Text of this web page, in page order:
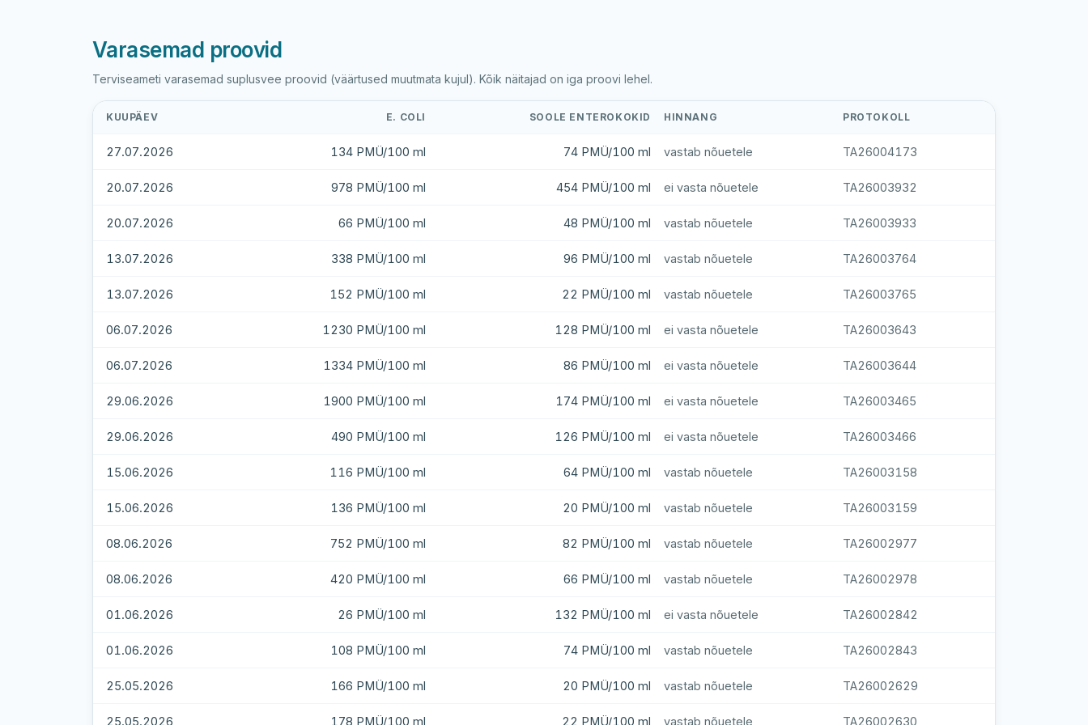
Varasemad proovid
Terviseameti varasemad suplusvee proovid (väärtused muutmata kujul). Kõik näitajad on iga proovi lehel.
KUUPÄEV E. COLI SOOLE ENTEROKOKID HINNANG PROTOKOLL
27.07.2026 134 PMÜ/100 ml 74 PMÜ/100 ml vastab nõuetele TA26004173
20.07.2026 978 PMÜ/100 ml 454 PMÜ/100 ml ei vasta nõuetele TA26003932
20.07.2026 66 PMÜ/100 ml 48 PMÜ/100 ml vastab nõuetele TA26003933
13.07.2026 338 PMÜ/100 ml 96 PMÜ/100 ml vastab nõuetele TA26003764
13.07.2026 152 PMÜ/100 ml 22 PMÜ/100 ml vastab nõuetele TA26003765
06.07.2026 1230 PMÜ/100 ml 128 PMÜ/100 ml ei vasta nõuetele TA26003643
06.07.2026 1334 PMÜ/100 ml 86 PMÜ/100 ml ei vasta nõuetele TA26003644
29.06.2026 1900 PMÜ/100 ml 174 PMÜ/100 ml ei vasta nõuetele TA26003465
29.06.2026 490 PMÜ/100 ml 126 PMÜ/100 ml ei vasta nõuetele TA26003466
15.06.2026 116 PMÜ/100 ml 64 PMÜ/100 ml vastab nõuetele TA26003158
15.06.2026 136 PMÜ/100 ml 20 PMÜ/100 ml vastab nõuetele TA26003159
08.06.2026 752 PMÜ/100 ml 82 PMÜ/100 ml vastab nõuetele TA26002977
08.06.2026 420 PMÜ/100 ml 66 PMÜ/100 ml vastab nõuetele TA26002978
01.06.2026 26 PMÜ/100 ml 132 PMÜ/100 ml ei vasta nõuetele TA26002842
01.06.2026 108 PMÜ/100 ml 74 PMÜ/100 ml vastab nõuetele TA26002843
25.05.2026 166 PMÜ/100 ml 20 PMÜ/100 ml vastab nõuetele TA26002629
25.05.2026 178 PMÜ/100 ml 22 PMÜ/100 ml vastab nõuetele TA26002630